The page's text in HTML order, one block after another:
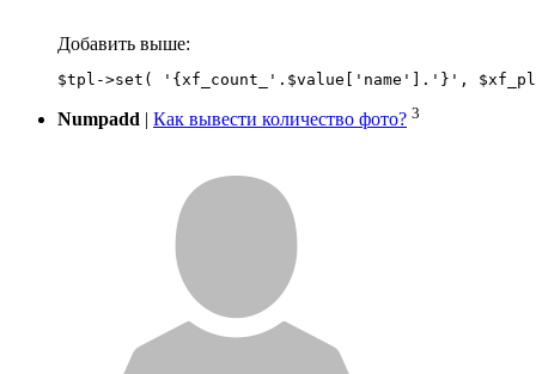
Добавить выше:
Numpadd Как вывести количество фото? 3